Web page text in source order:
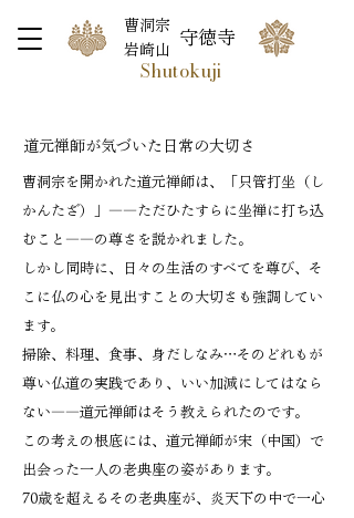
曹洞宗
岩崎山
守徳寺
Shutokuji
道元禅師が気づいた日常の大切さ
曹洞宗を開かれた道元禅師は、「只管打坐（し
かんたざ）」――ただひたすらに坐禅に打ち込
むこと――の尊さを説かれました。
しかし同時に、日々の生活のすべてを尊び、そ
こに仏の心を見出すことの大切さも強調してい
ます。
掃除、料理、食事、身だしなみ…そのどれもが
尊い仏道の実践であり、いい加減にしてはなら
ない――道元禅師はそう教えられたのです。
この考えの根底には、道元禅師が宋（中国）で
出会った一人の老典座の姿があります。
70歳を超えるその老典座が、炎天下の中で一心